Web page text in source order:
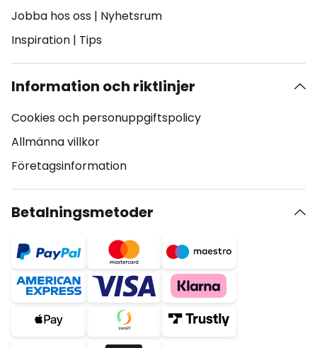
Jobba hos oss | Nyhetsrum
Inspiration | Tips
Information och riktlinjer
Cookies och personuppgiftspolicy
Allmänna villkor
Företagsinformation
Betalningsmetoder